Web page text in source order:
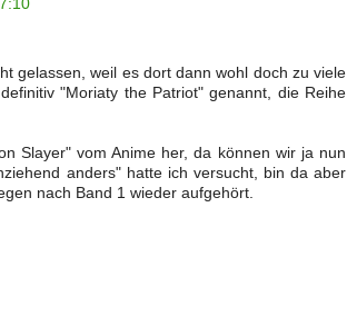
gelassen, weil es dort dann wohl doch zu viele
"Moriaty the Patriot" genannt, die Reihe
Slayer" vom Anime her, da können wir ja nun
anders" hatte ich versucht, bin da aber
nach Band 1 wieder aufgehört.